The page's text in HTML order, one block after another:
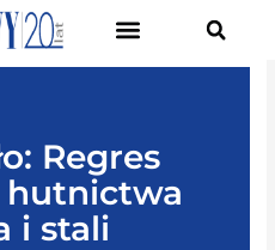
Regres
hutnictwa
i stali